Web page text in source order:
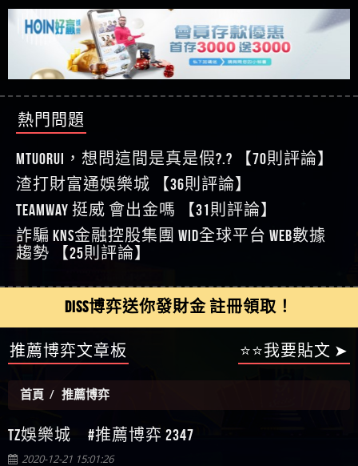
機、集鴻運玩法、獨家試玩一次看！
【其他問題】【2025】ATG試玩必看！戰神賽特
51,000倍數玩法攻略，輕鬆稱霸老虎機！
【其他問題】「拆解力智投資詐騙套路緊急追討
賴zg369」力智投資是不是詐騙 力智投資是真的嗎
力智投資是詐騙嗎 南部老翁還在癡迷力智投資高
【其他問題】 【遇天盛商行詐騙追回資金賴
zg369】天盛商行詐騙 天盛商行是不是詐騙 天盛商
招教你拿回
【其他問題】 受害者援助賴【zg369】退休老翁被
點靈是不是詐騙 大戶e點靈是詐騙嗎 大戶e點靈無
法出金 （大戶e點靈）教你如何規避詐騙陷阱
費討回資金賴zg369】弘記投資是詐騙嗎 弘記投資
是不是詐騙 弘記投資是真的嗎 被弘記投資詐騙的
錢怎麼辦 本文教你如何拿回被騙資金
【其他問題】 被騙追回賴【zg369】KnTop利用新型
詐騙手法欺詐群眾 KnTop是真的嗎 KnTop是不是詐騙
KnTop是詐騙嗎 【KnTop】KnTop無法出金 被KnTop詐騙
的錢一招拿回
【其他問題】機台運算專案詐騙持續收割國人中
【免費討回資金賴zg369】機台運算專案是詐騙嗎
機台運算專案是不是詐騙 機台運算專案是真的嗎
被機台運算專案詐騙的錢怎麼辦 本文教你如何拿
回被騙資金
【其他問題】 Hoyabit詐騙持續收割國人中【免費
討回資金賴zg369】Hoyabit是詐騙嗎 Hoyabit是不是詐
騙 Hoyabit是真的嗎 被HoyabitHoyabit詐騙的錢怎麼辦
本文教你如何拿回被騙資金
【其他問題】KS.M多元化行銷詐騙持續收割國人
中【免費討回資金賴zg369】KS.M多元化行銷是詐
騙嗎 KS.M多元化行銷是不是詐騙 KS.M多元化行銷是
真的嗎 被KS.M多元化行銷詐騙的錢怎麼辦 本文教
你如何拿回被騙資金
【其他問題】免費追回賴「zg369」深度解析野原
家 Family & Love如何詐騙 野原家 Family & Love是不是詐
騙 野原家 Family & Love是真的嗎 野原家 Family & Love是
詐騙嗎 165多次通報野原家 Family & Love是詐騙平台
【其他問題】元盈橋詐騙持續收割國人中【免費
討回資金賴zg369】元盈橋是詐騙嗎 元盈橋是不是
詐騙 元盈橋是真的嗎 被元盈橋詐騙的錢怎麼辦
【其他問題】被騙追回賴【zg369】M.L.Edge利用新
型詐騙手法欺詐群眾 M.L.Edge是真的嗎 M.L.Edge是不
金 被M.L.Edge詐騙的錢一招拿回
【其他問題】 Robinhood詐騙持續收割國人中【免
不是詐騙 Robinhood是真的嗎 被Robinhood詐騙的錢怎
麼辦 本文教你如何拿回被騙資金
資金賴zg369】FLTO是詐騙嗎 FLTO是不是詐騙 FLTO是
真的嗎 被FLTO詐騙的錢怎麼辦 本文教你如何拿回
被騙資金
【其他問題】 遇詐騙求救賴【zg369】八旬老翁被
ALYWS詐騙家破人亡 ALYWS是真的嗎 ALYWS是不是詐騙
ALYWS是詐騙嗎 （ALYWS）無法出金 請小心群組暗椿
【其他問題】 一招教你揭秘新型詐騙手法 （受害
者免費援助賴zg369）當當詐騙 當當是不是詐騙 當
當是真的嗎 當當是詐騙嗎 六旬老婦深信當當高獲
利回報被騙的家破人亡
【侯依揚】廢物喔
【傑】推代理真的好相處
【盧鴻傑】請問一下100多萬會出金嗎，有誰可以
回答
【王亞廷】LINE:kK605638
【王亞廷】#免費手遊#錢龍皇ONLINE#http
【傑】真的
【Wei】讚
【沈樂慧】又是九州??爛死了黑網不要玩
【林伊依】爛死了拉贏錢直接鎖帳號可以去吃屎
【陳靜茹】推薦小畢，我也是小畢的會員～～
【黃家羭】推推
【AVA娛樂城】還會自己做假對話來毀謗欸哈哈哈
【黃伊珊】不推薦爛公司
金
【陳順堪】黑網出金幾次後贏了就不出金出
【玩運彩】
【asd】唬爛不出金黑網垃圾平台
【蘇俊曄】所以會出金嗎現在也是一樣的狀況
熱門問題
MTUORUi，想問這間是真是假?.? 【70則評論】
渣打財富通娛樂城 【36則評論】
TEAMWAY 挺威 會出金嗎 【31則評論】
詐騙 kns金融控股集團 WID全球平台 WEB數據
趨勢 【25則評論】
推薦博弈文章板 ⭐⭐我要貼文 ➤
首頁 推薦博弈
TZ娛樂城 #推薦博弈 2347
2020-12-21 15:01:26